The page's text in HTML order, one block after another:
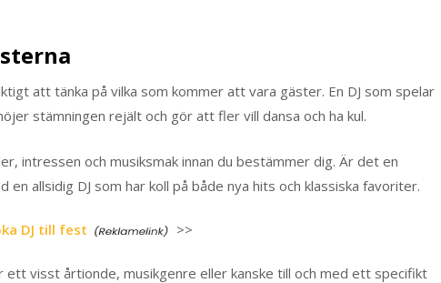
att tänka på vilka som kommer att vara gäster. En DJ som spelar
stämningen rejält och gör att fler vill dansa och ha kul.
intressen och musiksmak innan du bestämmer dig. Är det en
en allsidig DJ som har koll på både nya hits och klassiska favoriter.
DJ till fest >>
ett visst årtionde, musikgenre eller kanske till och med ett specifikt